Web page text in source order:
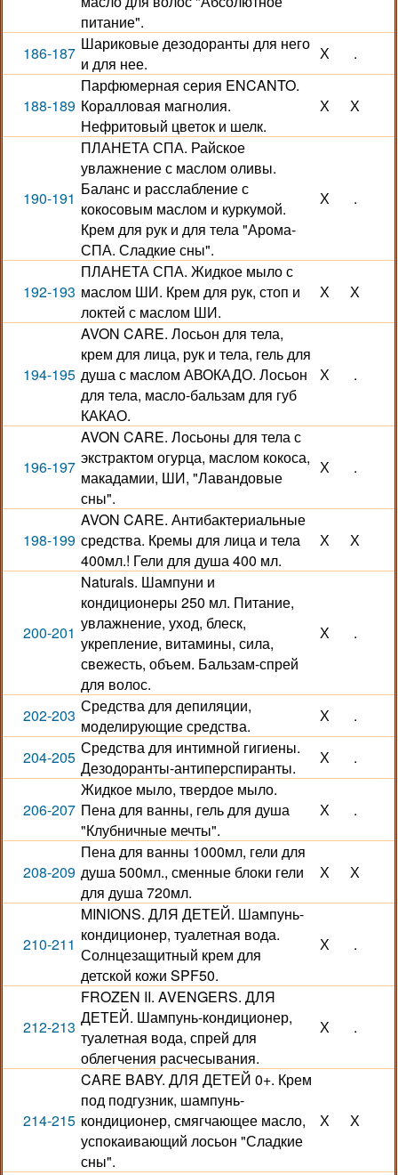
питание".
186-187 Шариковые дезодоранты для него
и для нее.
Х .
188-189
Парфюмерная серия ENCANTO.
Коралловая магнолия.
Нефритовый цветок и шелк.
Х Х
190-191
ПЛАНЕТА СПА. Райское
увлажнение с маслом оливы.
Баланс и расслабление с
кокосовым маслом и куркумой.
Крем для рук и для тела "Арома-
СПА. Сладкие сны".
Х .
192-193
ПЛАНЕТА СПА. Жидкое мыло с
маслом ШИ. Крем для рук, стоп и
локтей с маслом ШИ.
Х Х
194-195
AVON CARE. Лосьон для тела,
крем для лица, рук и тела, гель для
душа с маслом АВОКАДО. Лосьон
для тела, масло-бальзам для губ
КАКАО.
Х .
196-197
AVON CARE. Лосьоны для тела с
экстрактом огурца, маслом кокоса,
макадамии, ШИ, "Лавандовые
сны".
Х .
198-199
AVON CARE. Антибактериальные
средства. Кремы для лица и тела
400мл.! Гели для душа 400 мл.
Х Х
200-201
Naturals. Шампуни и
кондиционеры 250 мл. Питание,
увлажнение, уход, блеск,
укрепление, витамины, сила,
свежесть, объем. Бальзам-спрей
для волос.
Х .
202-203 Средства для депиляции,
моделирующие средства.
Х .
204-205 Средства для интимной гигиены.
Дезодоранты-антиперспиранты.
Х .
206-207
Жидкое мыло, твердое мыло.
Пена для ванны, гель для душа
"Клубничные мечты".
Х .
208-209
Пена для ванны 1000мл, гели для
душа 500мл., сменные блоки гели
для душа 720мл.
Х Х
210-211
MINIONS. ДЛЯ ДЕТЕЙ. Шампунь-
кондиционер, туалетная вода.
Солнцезащитный крем для
детской кожи SPF50.
Х .
212-213
FROZEN II. AVENGERS. ДЛЯ
ДЕТЕЙ. Шампунь-кондиционер,
туалетная вода, спрей для
облегчения расчесывания.
Х .
214-215
CARE BABY. ДЛЯ ДЕТЕЙ 0+. Крем
под подгузник, шампунь-
кондиционер, смягчающее масло,
успокаивающий лосьон "Сладкие
сны".
Х Х